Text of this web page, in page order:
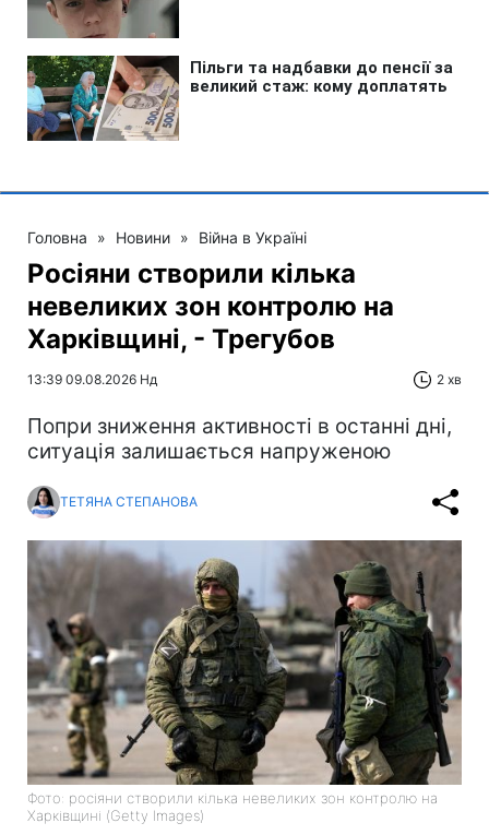
Головна » Новини » Війна в Україні
Росіяни створили кілька
невеликих зон контролю на
Харківщині, - Трегубов
13:39 09.08.2026 Нд 2 хв
Попри зниження активності в останні дні,
ситуація залишається напруженою
ТЕТЯНА СТЕПАНОВА
Фото: росіяни створили кілька невеликих зон контролю на
Харківщині (Getty Images)